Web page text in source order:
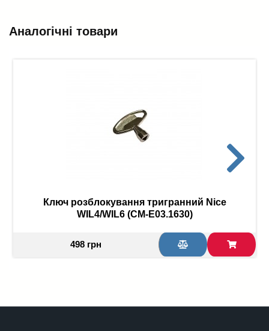
Аналогічні товари
Ключ розблокування тригранний Nice
WIL4/WIL6 (CM-E03.1630)
498 грн